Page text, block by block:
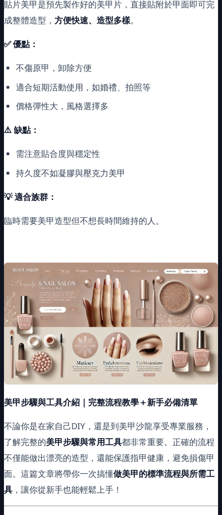
貼片美甲是預先製作好的美甲片，直接貼附於甲面即可完
成整體造型， 方便快速、造型多樣。
✅ 優點：
不傷原甲，卸除方便
適合短期活動使用，如婚禮、拍照等
價格彈性大，風格選擇多
⚠️ 缺點：
需注意貼合度與穩定性
持久度不如凝膠與壓克力美甲
💡適合族群：
臨時需要美甲造型但不想長時間維持的人。
美甲步驟與工具介紹｜完整流程教學＋新手必備清單
不論你是在家自己DIY，還是到美甲沙龍享受專業服務，
了解完整的美甲步驟與常用工具都非常重要。正確的流程
不僅能做出漂亮的造型，還能保護指甲健康，避免損傷甲
面。這篇文章將帶你一次搞懂做美甲的標準流程與所需工
具 ，讓你從新手也能輕鬆上手！